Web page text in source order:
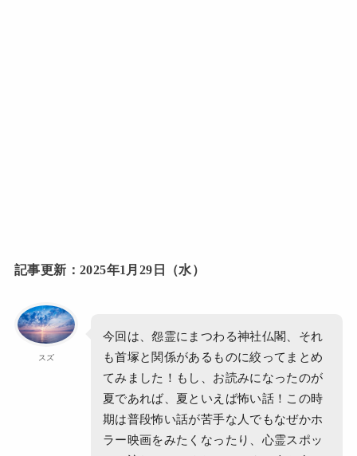
記事更新：2025年1月29日（水）
スズ
今回は、怨霊にまつわる神社仏閣、それ
も首塚と関係があるものに絞ってまとめ
てみました！もし、お読みになったのが
夏であれば、夏といえば怖い話！この時
期は普段怖い話が苦手な人でもなぜかホ
ラー映画をみたくなったり、心霊スポッ